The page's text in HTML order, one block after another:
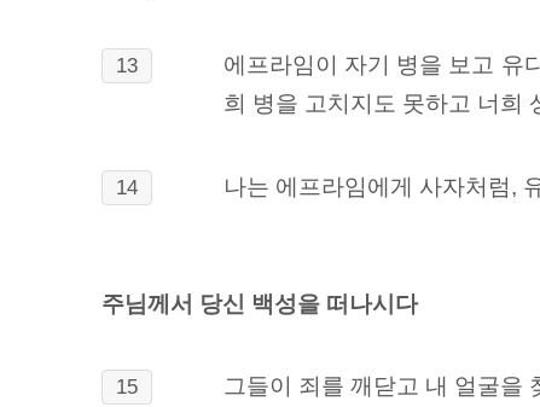
13 에프라임이 자기 병을 보고 유
희 병을 고치지도 못하고 너희
14 나는 에프라임에게 사자처럼,
주님께서 당신 백성을 떠나시다
15 그들이 죄를 깨닫고 내 얼굴을